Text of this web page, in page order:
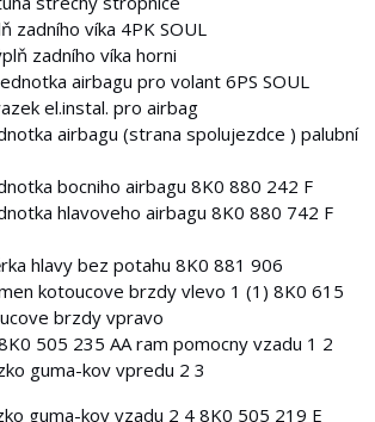
zadního víka 4PK SOUL
zadního víka horni
airbagu pro volant 6PS SOUL
el.instal. pro airbag
airbagu (strana spolujezdce ) palubní
bocniho airbagu 8K0 880 242 F
hlavoveho airbagu 8K0 880 742 F
hlavy bez potahu 8K0 881 906
kotoucove brzdy vlevo 1 (1) 8K0 615
brzdy vpravo
505 235 AA ram pomocny vzadu 1 2
guma-kov vpredu 2 3
guma-kov vzadu 2 4 8K0 505 219 E